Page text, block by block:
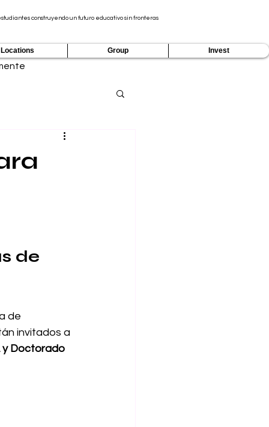
construyendo un futuro educativo sin fronteras
Locations Group Invest
de
de
invitados a
y Doctorado